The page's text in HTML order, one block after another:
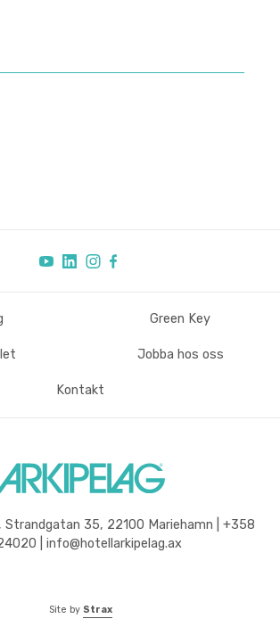
Green Key
Jobba hos oss
Kontakt
Strandgatan 35, 22100 Mariehamn | +358
| info@hotellarkipelag.ax
Site by Strax